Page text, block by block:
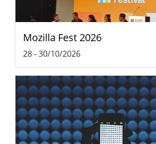
Mozilla Fest 2026
28-30/10/2026